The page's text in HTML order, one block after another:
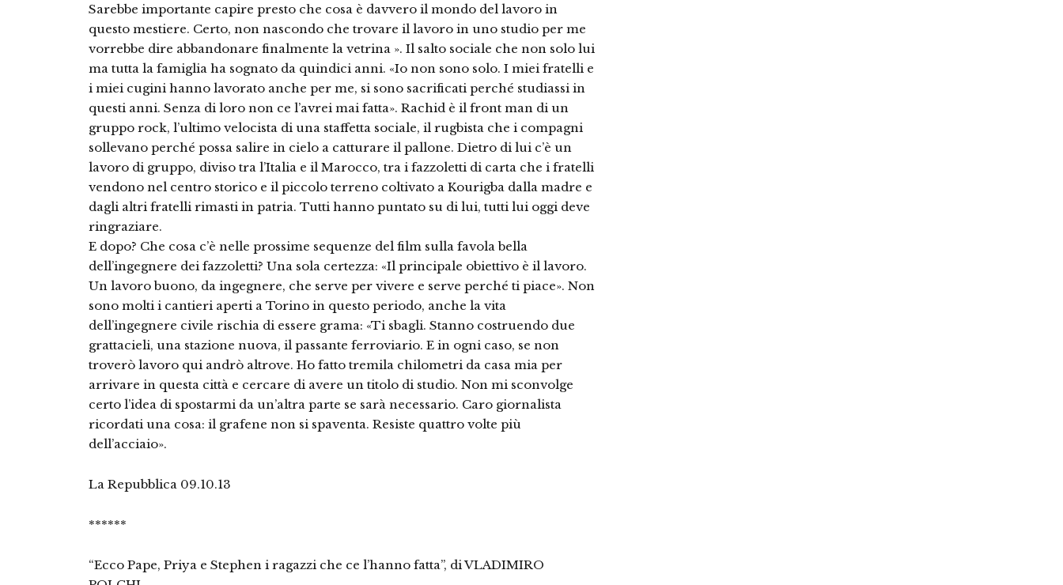
Sarebbe importante capire presto che cosa è davvero il mondo del lavoro in
questo mestiere. Certo, non nascondo che trovare il lavoro in uno studio per me
vorrebbe dire abbandonare finalmente la vetrina ». Il salto sociale che non solo lui
ma tutta la famiglia ha sognato da quindici anni. «Io non sono solo. I miei fratelli e
i miei cugini hanno lavorato anche per me, si sono sacrificati perché studiassi in
questi anni. Senza di loro non ce l’avrei mai fatta». Rachid è il front man di un
gruppo rock, l’ultimo velocista di una staffetta sociale, il rugbista che i compagni
sollevano perché possa salire in cielo a catturare il pallone. Dietro di lui c’è un
lavoro di gruppo, diviso tra l’Italia e il Marocco, tra i fazzoletti di carta che i fratelli
vendono nel centro storico e il piccolo terreno coltivato a Kourigba dalla madre e
dagli altri fratelli rimasti in patria. Tutti hanno puntato su di lui, tutti lui oggi deve
ringraziare.
E dopo? Che cosa c’è nelle prossime sequenze del film sulla favola bella
dell’ingegnere dei fazzoletti? Una sola certezza: «Il principale obiettivo è il lavoro.
Un lavoro buono, da ingegnere, che serve per vivere e serve perché ti piace». Non
sono molti i cantieri aperti a Torino in questo periodo, anche la vita
dell’ingegnere civile rischia di essere grama: «Ti sbagli. Stanno costruendo due
grattacieli, una stazione nuova, il passante ferroviario. E in ogni caso, se non
troverò lavoro qui andrò altrove. Ho fatto tremila chilometri da casa mia per
arrivare in questa città e cercare di avere un titolo di studio. Non mi sconvolge
certo l’idea di spostarmi da un’altra parte se sarà necessario. Caro giornalista
ricordati una cosa: il grafene non si spaventa. Resiste quattro volte più
dell’acciaio».
La Repubblica 09.10.13
******
“Ecco Pape, Priya e Stephen i ragazzi che ce l’hanno fatta”, di VLADIMIRO